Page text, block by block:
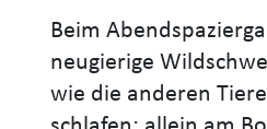
Beim
neugierige
wie die anderen